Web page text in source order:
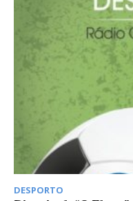
DESPORTO